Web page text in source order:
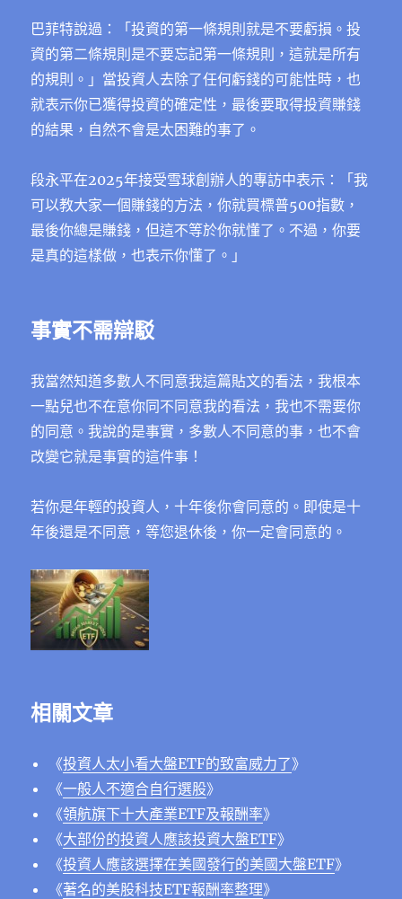
巴菲特說過：「投資的第一條規則就是不要虧損。投
資的第二條規則是不要忘記第一條規則，這就是所有
的規則。」當投資人去除了任何虧錢的可能性時，也
就表示你已獲得投資的確定性，最後要取得投資賺錢
的結果，自然不會是太困難的事了。
段永平在2025年接受雪球創辦人的專訪中表示：「我
可以教大家一個賺錢的方法，你就買標普500指數，
最後你總是賺錢，但這不等於你就懂了。不過，你要
是真的這樣做，也表示你懂了。」
事實不需辯駁
我當然知道多數人不同意我這篇貼文的看法，我根本
一點兒也不在意你同不同意我的看法，我也不需要你
的同意。我說的是事實，多數人不同意的事，也不會
改變它就是事實的這件事！
若你是年輕的投資人，十年後你會同意的。即使是十
年後還是不同意，等您退休後，你一定會同意的。
相關文章
《投資人太小看大盤ETF的致富威力了》
《一般人不適合自行選股》
《領航旗下十大產業ETF及報酬率》
《大部份的投資人應該投資大盤ETF》
《投資人應該選擇在美國發行的美國大盤ETF》
《著名的美股科技ETF報酬率整理》